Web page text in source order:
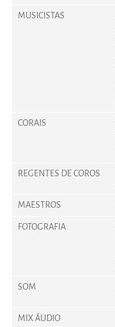
MUSICISTAS
CORAIS
REGENTES DE COROS
MAESTROS
FOTOGRAFIA
SOM
MIX ÁUDIO